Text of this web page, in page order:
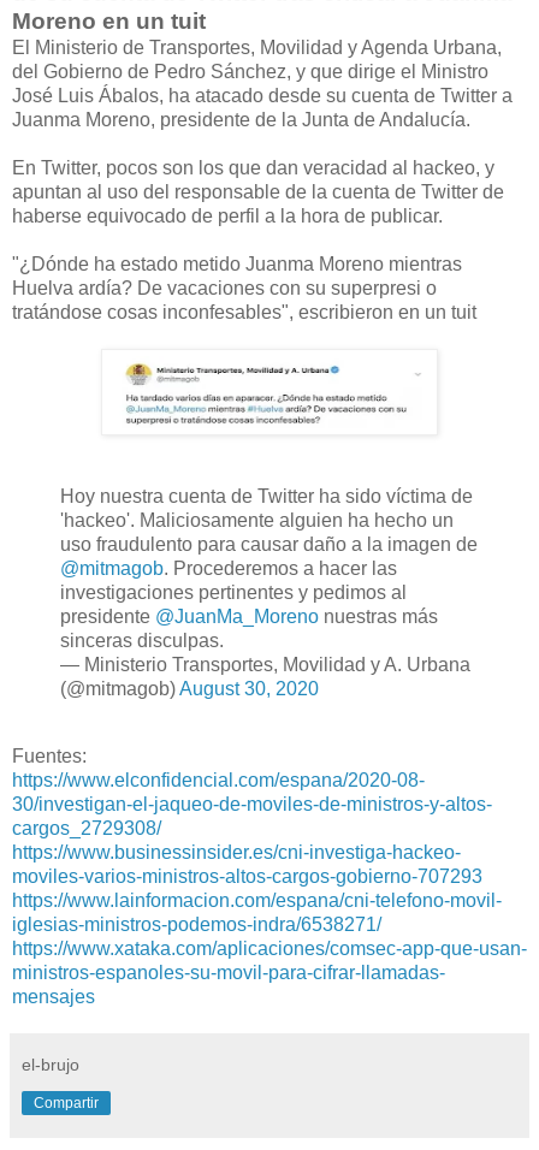
Moreno en un tuit
El Ministerio de Transportes, Movilidad y Agenda Urbana,
del Gobierno de Pedro Sánchez, y que dirige el Ministro
José Luis Ábalos, ha atacado desde su cuenta de Twitter a
Juanma Moreno, presidente de la Junta de Andalucía.
En Twitter, pocos son los que dan veracidad al hackeo, y
apuntan al uso del responsable de la cuenta de Twitter de
haberse equivocado de perfil a la hora de publicar.
"¿Dónde ha estado metido Juanma Moreno mientras
Huelva ardía? De vacaciones con su superpresi o
tratándose cosas inconfesables", escribieron en un tuit
Hoy nuestra cuenta de Twitter ha sido víctima de
'hackeo'. Maliciosamente alguien ha hecho un
uso fraudulento para causar daño a la imagen de
@mitmagob. Procederemos a hacer las
investigaciones pertinentes y pedimos al
presidente @JuanMa_Moreno nuestras más
sinceras disculpas.
— Ministerio Transportes, Movilidad y A. Urbana
(@mitmagob)August 30, 2020
Fuentes:
https://www.elconfidencial.com/espana/2020-08-
30/investigan-el-jaqueo-de-moviles-de-ministros-y-altos-
cargos_2729308/
https://www.businessinsider.es/cni-investiga-hackeo-
moviles-varios-ministros-altos-cargos-gobierno-707293
https://www.lainformacion.com/espana/cni-telefono-movil-
iglesias-ministros-podemos-indra/6538271/
https://www.xataka.com/aplicaciones/comsec-app-que-usan-
ministros-espanoles-su-movil-para-cifrar-llamadas-
mensajes
el-brujo
Compartir